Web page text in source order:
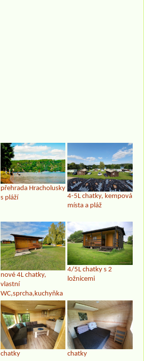
přehrada Hracholusky
s pláží
4-5L chatky, kempová
místa a pláž
nové 4L chatky,
vlastní
WC,sprcha,kuchyňka
4/5L chatky s 2
ložnicemi
chatky chatky